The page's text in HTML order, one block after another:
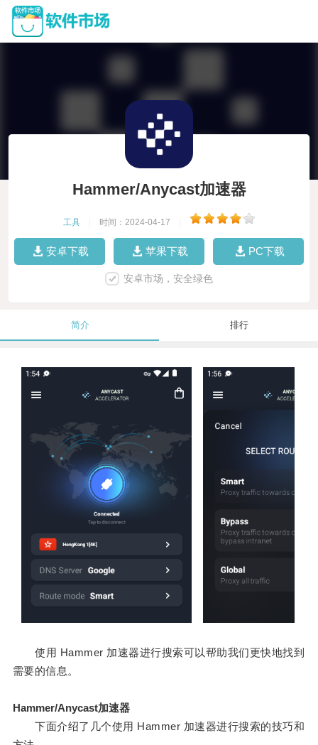
Hammer/Anycast加速器
工具 时间：2024-04-17
安卓下载 苹果下载 PC下载
安卓市场，安全绿色
简介 排行
使用 Hammer 加速器进行搜索可以帮助我们更快地找到
需要的信息。
Hammer/Anycast加速器
下面介绍了几个使用 Hammer 加速器进行搜索的技巧和